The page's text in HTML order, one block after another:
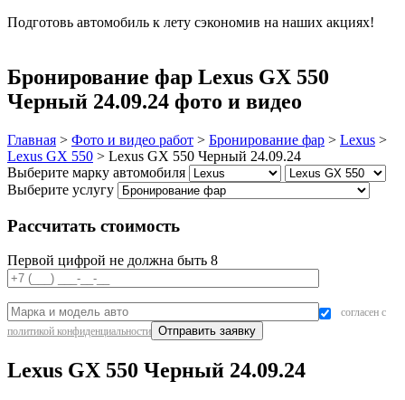
Подготовь автомобиль к лету сэкономив на наших акциях!
Бронирование фар Lexus GX 550
Черный 24.09.24 фото и видео
Главная > Фото и видео работ > Бронирование фар > Lexus >
Lexus GX 550 > Lexus GX 550 Черный 24.09.24
Выберите марку автомобиля
Выберите услугу
Рассчитать стоимость
Первой цифрой не должна быть 8
согласен с
политикой конфиденциальности
Lexus GX 550 Черный 24.09.24